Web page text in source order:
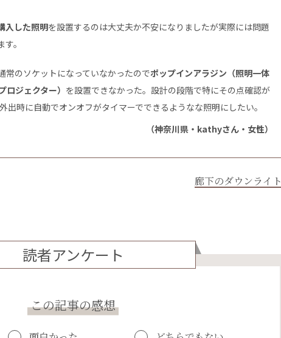
入した照明を設置するのは大丈夫か不安になりましたが実際には問題
。
常のソケットになっていなかったのでポップインアラジン（照明一体
ジェクター） を設置できなかった。設計の段階で特にその点確認が
出時に自動でオンオフがタイマーでできるようなな照明にしたい。
（神奈川県・kathyさん・女性）
廊下のダウンライト
読者アンケート
この記事の感想